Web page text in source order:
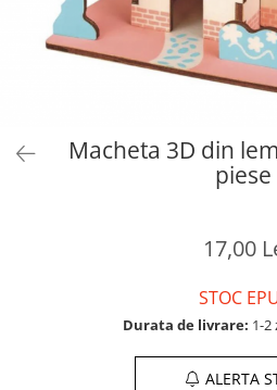
Macheta 3D din
piese
17,00
STOC
Durata de livrare: 1-2
ALERTA